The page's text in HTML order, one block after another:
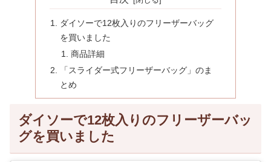
ダイソーで12枚入りのフリーザーバッグ
を買いました
商品詳細
「スライダー式フリーザーバッグ」のま
とめ
ダイソーで12枚入りのフリーザーバッ
グを買いました